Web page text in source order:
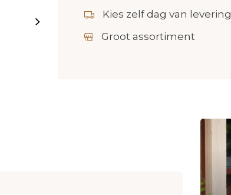
Kies zelf dag van levering
Groot assortiment